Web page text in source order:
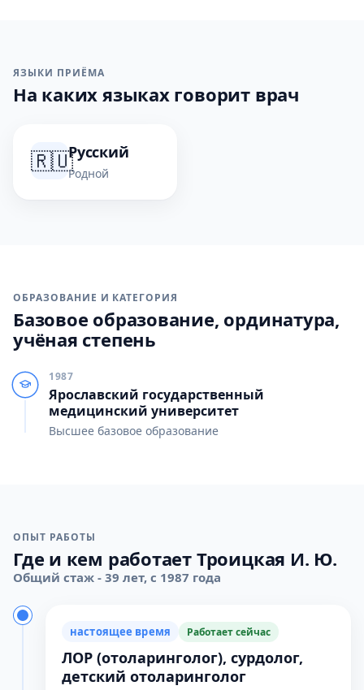
ЯЗЫКИ ПРИЁМА
На каких языках говорит врач
🇷🇺Русский
Родной
ОБРАЗОВАНИЕ И КАТЕГОРИЯ
Базовое образование, ординатура,
учёная степень
1987
Ярославский государственный
медицинский университет
Высшее базовое образование
ОПЫТ РАБОТЫ
Где и кем работает Троицкая И. Ю.
Общий стаж - 39 лет, с 1987 года
настоящее время Работает сейчас
ЛОР (отоларинголог), сурдолог,
детский отоларинголог